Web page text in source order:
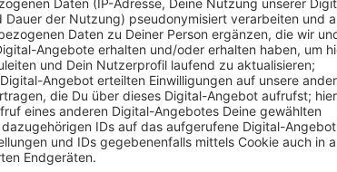
18 Feldspieler und vier Torhüter waren auf dem
ins Training ein. Hütter war zufrieden mit den ersten
Mannschaft: